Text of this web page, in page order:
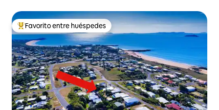
Favorito entre huéspedes preferido
Favorito entre huéspedes